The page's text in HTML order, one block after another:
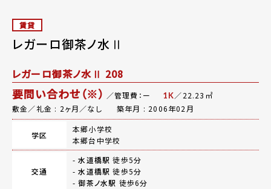
賃貸
レガーロ御茶ノ水Ⅱ
レガーロ御茶ノ水Ⅱ 208
要問い合わせ（※） ／管理費：ー 1K／22.23㎡
敷金／礼金 : 2ヶ月／なし
築年月 : 2006年02月
学区
本郷小学校
本郷台中学校
交通
-水道橋駅 徒歩5分
-水道橋駅 徒歩5分
-御茶ノ水駅 徒歩6分